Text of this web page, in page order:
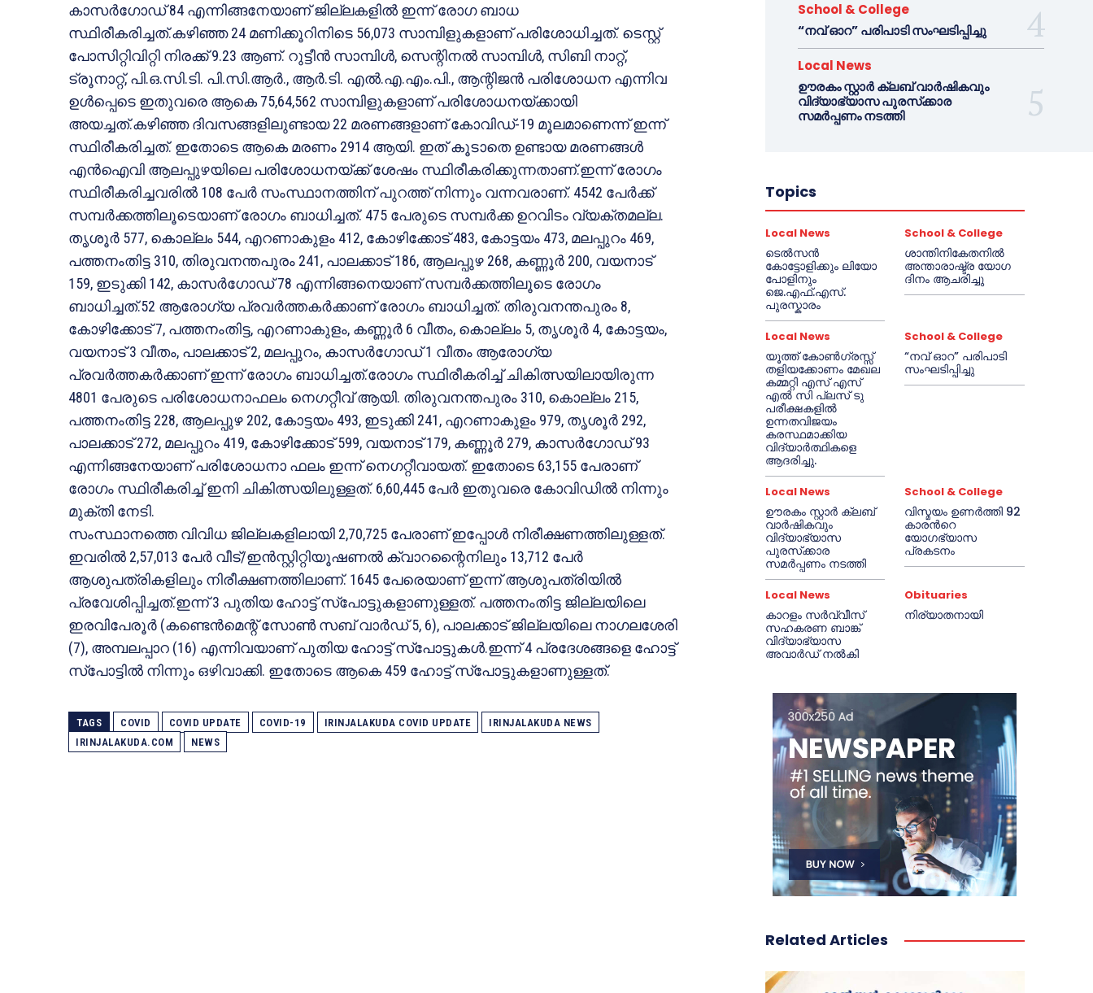
കാസര്‍ഗോഡ് 84 എന്നിങ്ങനേയാണ് ജില്ലകളില്‍ ഇന്ന് രോഗ ബാധ
സ്ഥിരീകരിച്ചത്.കഴിഞ്ഞ 24 മണിക്കൂറിനിടെ 56,073 സാമ്പിളുകളാണ് പരിശോധിച്ചത്. ടെസ്റ്റ്
പോസിറ്റിവിറ്റി നിരക്ക് 9.23 ആണ്. റുട്ടീന്‍ സാമ്പിള്‍, സെന്റിനല്‍ സാമ്പിള്‍, സിബി നാറ്റ്,
ട്രൂനാറ്റ്, പി.ഒ.സി.ടി. പി.സി.ആര്‍., ആര്‍.ടി. എല്‍.എ.എം.പി., ആന്റിജന്‍ പരിശോധന എന്നിവ
ഉള്‍പ്പെടെ ഇതുവരെ ആകെ 75,64,562 സാമ്പിളുകളാണ് പരിശോധനയ്ക്കായി
അയച്ചത്.കഴിഞ്ഞ ദിവസങ്ങളിലുണ്ടായ 22 മരണങ്ങളാണ് കോവിഡ്-19 മൂലമാണെന്ന് ഇന്ന്
സ്ഥിരീകരിച്ചത്. ഇതോടെ ആകെ മരണം 2914 ആയി. ഇത് കൂടാതെ ഉണ്ടായ മരണങ്ങള്‍
എന്‍ഐവി ആലപ്പുഴയിലെ പരിശോധനയ്ക്ക് ശേഷം സ്ഥിരീകരിക്കുന്നതാണ്.ഇന്ന് രോഗം
സ്ഥിരീകരിച്ചവരില്‍ 108 പേര്‍ സംസ്ഥാനത്തിന് പുറത്ത് നിന്നും വന്നവരാണ്. 4542 പേര്‍ക്ക്
സമ്പര്‍ക്കത്തിലൂടെയാണ് രോഗം ബാധിച്ചത്. 475 പേരുടെ സമ്പര്‍ക്ക ഉറവിടം വ്യക്തമല്ല.
തൃശൂര്‍ 577, കൊല്ലം 544, എറണാകുളം 412, കോഴിക്കോട് 483, കോട്ടയം 473, മലപ്പുറം 469,
പത്തനംതിട്ട 310, തിരുവനന്തപുരം 241, പാലക്കാട് 186, ആലപ്പുഴ 268, കണ്ണൂര്‍ 200, വയനാട്
159, ഇടുക്കി 142, കാസര്‍ഗോഡ് 78 എന്നിങ്ങനെയാണ് സമ്പര്‍ക്കത്തിലൂടെ രോഗം
ബാധിച്ചത്.52 ആരോഗ്യ പ്രവര്‍ത്തകര്‍ക്കാണ് രോഗം ബാധിച്ചത്. തിരുവനന്തപുരം 8,
കോഴിക്കോട് 7, പത്തനംതിട്ട, എറണാകുളം, കണ്ണൂര്‍ 6 വീതം, കൊല്ലം 5, തൃശൂര്‍ 4, കോട്ടയം,
വയനാട് 3 വീതം, പാലക്കാട് 2, മലപ്പുറം, കാസര്‍ഗോഡ് 1 വീതം ആരോഗ്യ
പ്രവര്‍ത്തകര്‍ക്കാണ് ഇന്ന് രോഗം ബാധിച്ചത്.രോഗം സ്ഥിരീകരിച്ച് ചികിത്സയിലായിരുന്ന
4801 പേരുടെ പരിശോധനാഫലം നെഗറ്റീവ് ആയി. തിരുവനന്തപുരം 310, കൊല്ലം 215,
പത്തനംതിട്ട 228, ആലപ്പുഴ 202, കോട്ടയം 493, ഇടുക്കി 241, എറണാകുളം 979, തൃശൂര്‍ 292,
പാലക്കാട് 272, മലപ്പുറം 419, കോഴിക്കോട് 599, വയനാട് 179, കണ്ണൂര്‍ 279, കാസര്‍ഗോഡ് 93
എന്നിങ്ങനേയാണ് പരിശോധനാ ഫലം ഇന്ന് നെഗറ്റീവായത്. ഇതോടെ 63,155 പേരാണ്
രോഗം സ്ഥിരീകരിച്ച് ഇനി ചികിത്സയിലുള്ളത്. 6,60,445 പേര്‍ ഇതുവരെ കോവിഡില്‍ നിന്നും
മുക്തി നേടി.
സംസ്ഥാനത്തെ വിവിധ ജില്ലകളിലായി 2,70,725 പേരാണ് ഇപ്പോള്‍ നിരീക്ഷണത്തിലുള്ളത്.
ഇവരില്‍ 2,57,013 പേര്‍ വീട്/ഇന്‍സ്റ്റിറ്റിയൂഷണല്‍ ക്വാറന്റൈനിലും 13,712 പേര്‍
ആശുപത്രികളിലും നിരീക്ഷണത്തിലാണ്. 1645 പേരെയാണ് ഇന്ന് ആശുപത്രിയില്‍
പ്രവേശിപ്പിച്ചത്.ഇന്ന് 3 പുതിയ ഹോട്ട് സ്‌പോട്ടുകളാണുള്ളത്. പത്തനംതിട്ട ജില്ലയിലെ
ഇരവിപേരൂര്‍ (കണ്ടെന്‍മെന്റ് സോണ്‍ സബ് വാര്‍ഡ് 5, 6), പാലക്കാട് ജില്ലയിലെ നാഗലശേരി
(7), അമ്പലപ്പാറ (16) എന്നിവയാണ് പുതിയ ഹോട്ട് സ്‌പോട്ടുകള്‍.ഇന്ന് 4 പ്രദേശങ്ങളെ ഹോട്ട്
സ്‌പോട്ടില്‍ നിന്നും ഒഴിവാക്കി. ഇതോടെ ആകെ 459 ഹോട്ട് സ്‌പോട്ടുകളാണുള്ളത്.
TAGS COVID COVID UPDATE COVID-19 IRINJALAKUDA COVID UPDATE
IRINJALAKUDA NEWS
IRINJALAKUDA.COM
NEWS
School & College
“നവ് ഓറ” പരിപാടി സംഘടിപ്പിച്ചു
Local News
ഊരകം സ്റ്റാർ ക്ലബ് വാർഷികവും
വിദ്യാഭ്യാസ പുരസ്‌ക്കാര
സമർപ്പണം നടത്തി
Topics
Local News
ടെൽസൻ
കോട്ടോളിക്കും ലിയോ
പോളിനും
ജെ.എഫ്.എസ്.
പുരസ്കാരം
School & College
ശാന്തിനികേതനിൽ
അന്താരാഷ്ട്ര യോഗ
ദിനം ആചരിച്ചു
Local News
യൂത്ത് കോൺഗ്രസ്സ്
തളിയക്കോണം മേഖല
കമ്മറ്റി എസ് എസ്
എൽ സി പ്ലസ് ടു
പരീക്ഷകളിൽ
ഉന്നതവിജയം
കരസ്ഥമാക്കിയ
വിദ്യാർത്ഥികളെ
ആദരിച്ചു.
School & College
“നവ് ഓറ” പരിപാടി
സംഘടിപ്പിച്ചു
Local News
ഊരകം സ്റ്റാർ ക്ലബ്
വാർഷികവും
വിദ്യാഭ്യാസ
പുരസ്‌ക്കാര
സമർപ്പണം നടത്തി
School & College
വിസ്മയം ഉണർത്തി 92
കാരൻറെ
യോഗഭ്യാസ
പ്രകടനം
Local News
കാറളം സർവ്വീസ്
സഹകരണ ബാങ്ക്
വിദ്യാഭ്യാസ
അവാർഡ് നൽകി
Obituaries
നിര്യാതനായി
Related Articles